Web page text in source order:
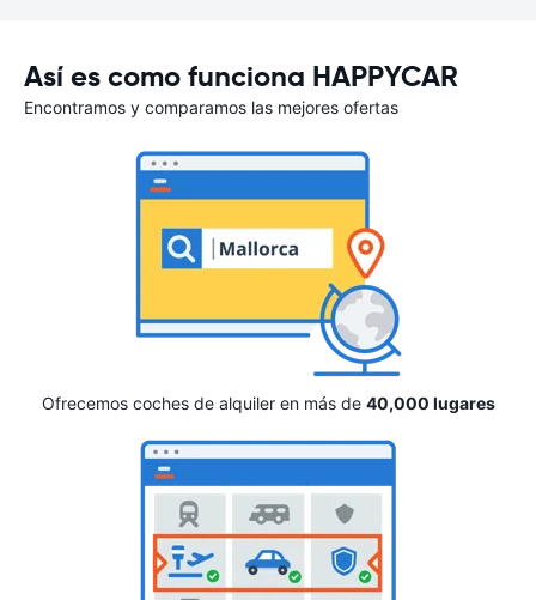
Así es como funciona HAPPYCAR
Encontramos y comparamos las mejores ofertas
Ofrecemos coches de alquiler en más de 40,000 lugares